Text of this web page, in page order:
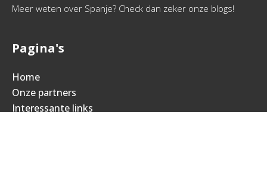
Meer weten over Spanje? Check dan zeker onze blogs!
Pagina's
Home
Onze partners
Interessante links